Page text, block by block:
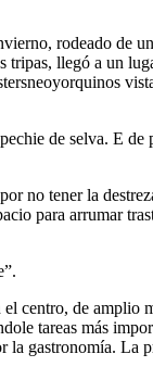
rodeado de
tripas, llegó a un
de selva. E de
no tener la
para arrumar
centro, de amplio
tareas más
la gastronomía. La